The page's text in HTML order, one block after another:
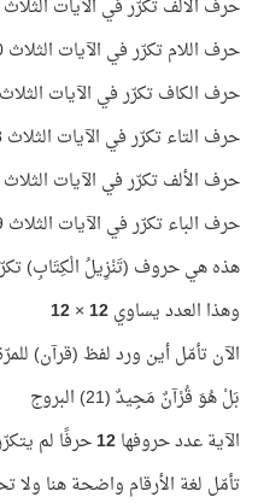
حرف الألف تكرّر في الآيات الثلاث 21 مرّة.
حرف اللام تكرّر في الآيات الثلاث 20 مرّة.
حرف الكاف تكرّر في الآيات الثلاث 6 مرّات.
حرف التاء تكرّر في الآيات الثلاث 8 مرّات.
حرف الألف تكرّر في الآيات الثلاث 21 مرّة.
حرف الباء تكرّر في الآيات الثلاث 9 مرّات.
هذه هي حروف (تَنْزِيلُ الْكِتَابِ)
وهذا العدد يساوي12
×
12
الآن تأمّل أين ورد لفظ (قرآن)
بَلْ هُوَ قُرْآنٌ مَجِيدٌ (21) البروج
الآية عدد حروفها12حرفًا لم
تأمّل لغة الأرقام واضحة هنا ولا